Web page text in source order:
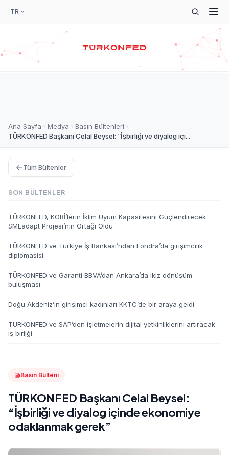
TR
Ana Sayfa Medya
Basın Bültenleri
TÜRKONFED Başkanı Celal Beysel: “İşbirliği ve diyalog içi...
Basın Bülteni
TÜRKONFED Başkanı Celal Beysel:
“İşbirliği ve diyalog içinde ekonomiye
odaklanmak gerek”
Tüm Bültenler
SON BÜLTENLER
TÜRKONFED, KOBİ’lerin İklim Uyum Kapasitesini Güçlendirecek
SMEadapt Projesi’nin Ortağı Oldu
TÜRKONFED ve Türkiye İş Bankası’ndan Londra’da girişimcilik
diplomasisi
TÜRKONFED ve Garanti BBVA’dan Ankara’da ikiz dönüşüm
buluşması
Doğu Akdeniz’in girişimci kadınları KKTC’de bir araya geldi
TÜRKONFED ve SAP’den işletmelerin dijital yetkinliklerini artıracak
iş birliği